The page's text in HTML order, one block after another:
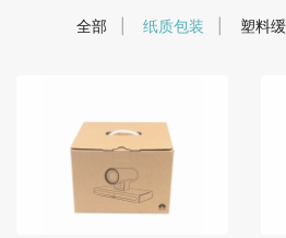
全部 纸质包装 塑料